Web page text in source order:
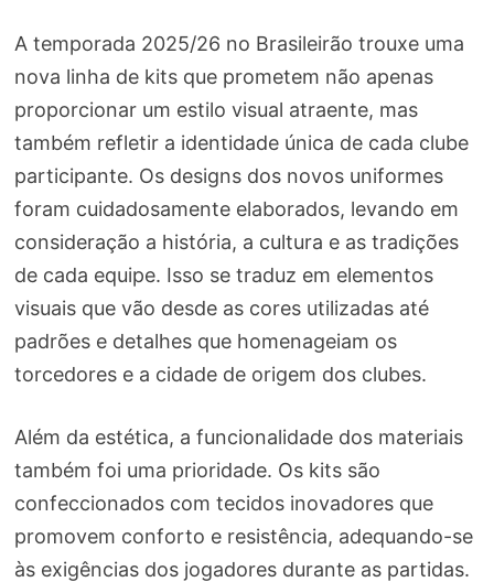
A temporada 2025/26 no Brasileirão trouxe uma
nova linha de kits que prometem não apenas
proporcionar um estilo visual atraente, mas
também refletir a identidade única de cada clube
participante. Os designs dos novos uniformes
foram cuidadosamente elaborados, levando em
consideração a história, a cultura e as tradições
de cada equipe. Isso se traduz em elementos
visuais que vão desde as cores utilizadas até
padrões e detalhes que homenageiam os
torcedores e a cidade de origem dos clubes.
Além da estética, a funcionalidade dos materiais
também foi uma prioridade. Os kits são
confeccionados com tecidos inovadores que
promovem conforto e resistência, adequando-se
às exigências dos jogadores durante as partidas.